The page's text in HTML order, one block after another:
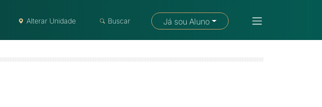
Fale com um consultor
Alterar Unidade Buscar Já sou Aluno